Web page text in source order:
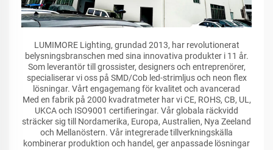
LUMIMORE Lighting, grundad 2013, har revolutionerat
belysningsbranschen med sina innovativa produkter i 11 år.
Som leverantör till grossister, designers och entreprenörer,
specialiserar vi oss på SMD/Cob led-strimljus och neon flex
lösningar. Vårt engagemang för kvalitet och avancerad
Med en fabrik på 2000 kvadratmeter har vi CE, ROHS, CB, UL,
UKCA och ISO9001 certifieringar. Vår globala räckvidd
sträcker sig till Nordamerika, Europa, Australien, Nya Zeeland
och Mellanöstern. Vår integrerade tillverkningskälla
kombinerar produktion och handel, ger anpassade lösningar